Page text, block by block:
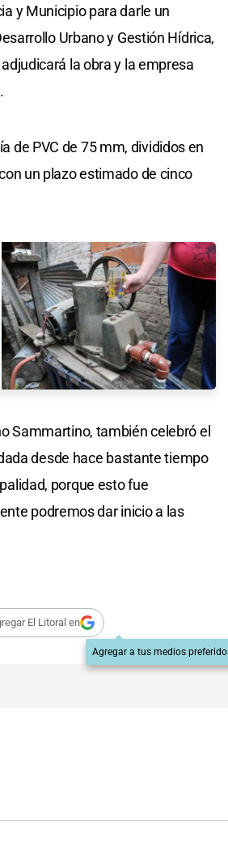
y Municipio para darle un
Urbano y Gestión Hídrica,
la obra y la empresa
de PVC de 75 mm, divididos en
un plazo estimado de cinco
Sammartino, también celebró el
desde hace bastante tiempo
porque esto fue
podremos dar inicio a las
El Litoral en
Agregar a tus medios